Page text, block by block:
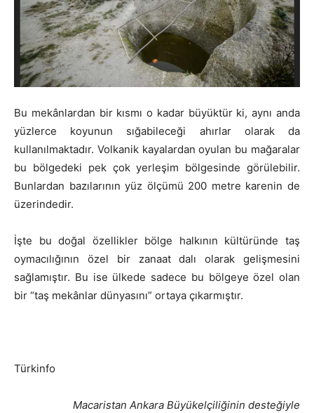
Bu mekânlardan bir kısmı o kadar büyüktür ki, aynı anda
yüzlerce koyunun sığabileceği ahırlar olarak da
kullanılmaktadır. Volkanik kayalardan oyulan bu mağaralar
bu bölgedeki pek çok yerleşim bölgesinde görülebilir.
Bunlardan bazılarının yüz ölçümü 200 metre karenin de
üzerindedir.
İşte bu doğal özellikler bölge halkının kültüründe taş
oymacılığının özel bir zanaat dalı olarak gelişmesini
sağlamıştır. Bu ise ülkede sadece bu bölgeye özel olan
bir “taş mekânlar dünyasını” ortaya çıkarmıştır.
Türkinfo
Macaristan Ankara Büyükelçiliğinin desteğiyle